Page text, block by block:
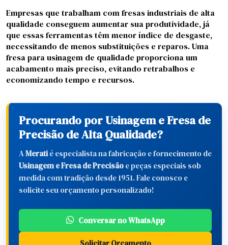
Empresas que trabalham com fresas industriais de alta
qualidade conseguem aumentar sua produtividade, já
que essas ferramentas têm menor índice de desgaste,
necessitando de menos substituições e reparos. Uma
fresa para usinagem de qualidade proporciona um
acabamento mais preciso, evitando retrabalhos e
economizando tempo e recursos.
Procurando por Usinagem e Fresa de
Precisão de Alta Qualidade?
AMeratié especialista na fabricação e fornecimento de
Usinagem e Fresa de Precisãoe peças especiais sob
medida com tradição desde 1951. Fale conosco e
solicite seu orçamento personalizado!
Conversar no WhatsApp